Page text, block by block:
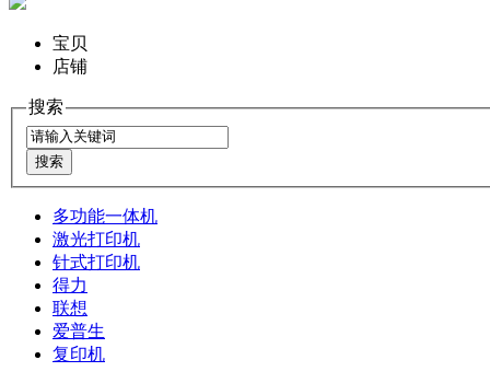
宝贝
店铺
搜索
多功能一体机
激光打印机
针式打印机
得力
联想
爱普生
复印机